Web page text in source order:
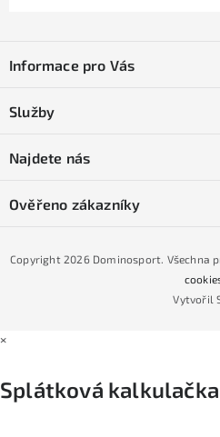
pInformace pro Vás
Obchodní podmínky
Podmínky GDPR
Podmínky nákupu na splátky ESSOX
Služby
Naše prodejna
Najdete nás
Ověřeno zákazníky
Vytvořil
Copyright 2026 Dominosport. Všechna
×
Splátková kalkulačka